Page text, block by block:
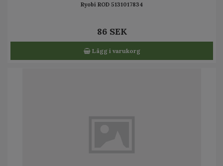
Ryobi ROD 5131017834
86 SEK
Lägg i varukorg